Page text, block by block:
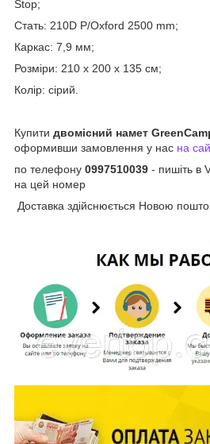
Stop;
Стать: 210D P/Oxford 2500 mm;
Каркас: 7,9 мм;
Розміри: 210 х 200 х 135 см;
Колір: сірий.
Купити двомісний намет
оформивши замовлення у нас на
по телефону 0997510039 - пишіть в
на цей номер
Доставка здійснюється Новою